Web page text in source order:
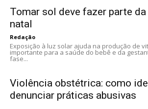
Tomar sol deve fazer parte
natal
Redação
Exposição à luz solar ajuda na produção de
importante para a saúde do bebê e da
fase...
Violência obstétrica: como
denunciar práticas abusivas